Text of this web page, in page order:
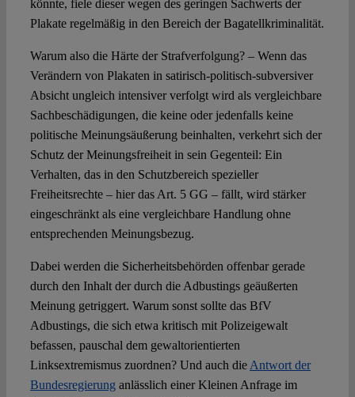
könnte, fiele dieser wegen des geringen Sachwerts der
Plakate regelmäßig in den Bereich der Bagatellkriminalität.
Warum also die Härte der Strafverfolgung? – Wenn das
Verändern von Plakaten in satirisch-politisch-subversiver
Absicht ungleich intensiver verfolgt wird als vergleichbare
Sachbeschädigungen, die keine oder jedenfalls keine
politische Meinungsäußerung beinhalten, verkehrt sich der
Schutz der Meinungsfreiheit in sein Gegenteil: Ein
Verhalten, das in den Schutzbereich spezieller
Freiheitsrechte – hier das Art. 5 GG – fällt, wird stärker
eingeschränkt als eine vergleichbare Handlung ohne
entsprechenden Meinungsbezug.
Dabei werden die Sicherheitsbehörden offenbar gerade
durch den Inhalt der durch die Adbustings geäußerten
Meinung getriggert. Warum sonst sollte das BfV
Adbustings, die sich etwa kritisch mit Polizeigewalt
befassen, pauschal dem gewaltorientierten
Linksextremismus zuordnen? Und auch die Antwort der
Bundesregierung anlässlich einer Kleinen Anfrage im